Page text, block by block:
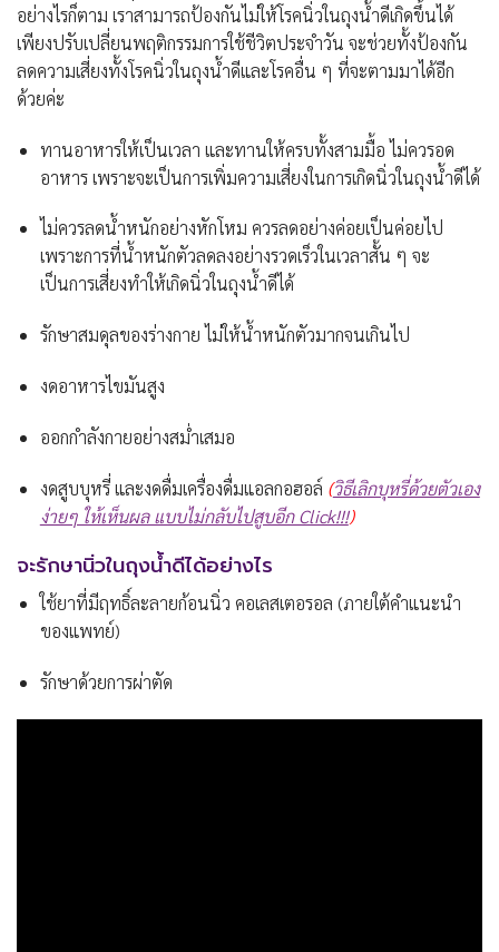
อย่างไรก็ตาม เราสามารถป้องกันไม่ให้โรคนิ่วในถุงน้ำดีเกิดขึ้นได้
เพียงปรับเปลี่ยนพฤติกรรมการใช้ชีวิตประจำวัน จะช่วยทั้งป้องกัน
ลดความเสี่ยงทั้งโรคนิ่วในถุงน้ำดีและโรคอื่น ๆ ที่จะตามมาได้อีก
ด้วยค่ะ
ทานอาหารให้เป็นเวลา และทานให้ครบทั้งสามมื้อ ไม่ควรอด
อาหาร เพราะจะเป็นการเพิ่มความเสี่ยงในการเกิดนิ่วในถุงน้ำดีได้
ไม่ควรลดน้ำหนักอย่างหักโหม ควรลดอย่างค่อยเป็นค่อยไป
เพราะการที่น้ำหนักตัวลดลงอย่างรวดเร็วในเวลาสั้น ๆ จะ
เป็นการเสี่ยงทำให้เกิดนิ่วในถุงน้ำดีได้
รักษาสมดุลของร่างกาย ไม่ให้น้ำหนักตัวมากจนเกินไป
งดอาหารไขมันสูง
ออกกำลังกายอย่างสม่ำเสมอ
งดสูบบุหรี่ และงดดื่มเครื่องดื่มแอลกอฮอล์ (วิธีเลิกบุหรี่ด้วยตัวเอง
ง่ายๆ ให้เห็นผล แบบไม่กลับไปสูบอีก Click!!!)
จะรักษานิ่วในถุงน้ำดีได้อย่างไร
ใช้ยาที่มีฤทธิ์ละลายก้อนนิ่ว คอเลสเตอรอล (ภายใต้คำแนะนำ
ของแพทย์)
รักษาด้วยการผ่าตัด